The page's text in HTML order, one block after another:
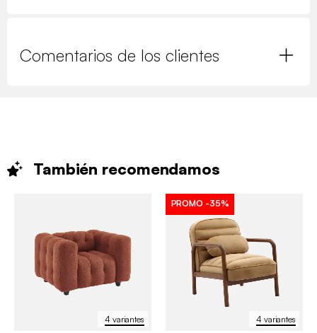
Comentarios de los clientes
También recomendamos
4 variantes 4 variantes
PROMO -35%